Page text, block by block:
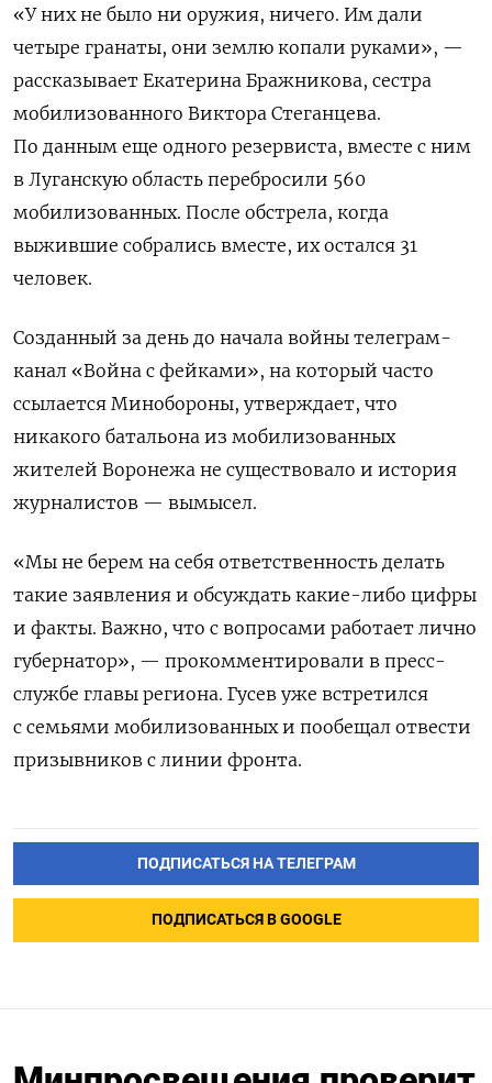
«У них не было ни оружия, ничего. Им дали
четыре гранаты, они землю копали руками», —
рассказывает Екатерина Бражникова, сестра
мобилизованного Виктора Стеганцева.
По данным еще одного резервиста, вместе с ним
в Луганскую область перебросили 560
мобилизованных. После обстрела, когда
выжившие собрались вместе, их остался 31
человек.
Созданный за день до начала войны телеграм-
канал «Война с фейками», на который часто
ссылается Минобороны, утверждает, что
никакого батальона из мобилизованных
жителей Воронежа не существовало и история
журналистов — вымысел.
«Мы не берем на себя ответственность делать
такие заявления и обсуждать какие-либо цифры
и факты. Важно, что с вопросами работает лично
губернатор», — прокомментировали в пресс-
службе главы региона. Гусев уже встретился
с семьями мобилизованных и пообещал отвести
призывников с линии фронта.
ПОДПИСАТЬСЯ НА ТЕЛЕГРАМ
ПОДПИСАТЬСЯ В GOOGLE